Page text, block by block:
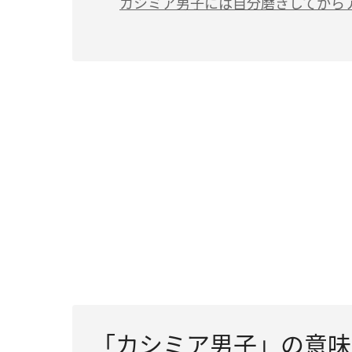
「カシミア男子」の意